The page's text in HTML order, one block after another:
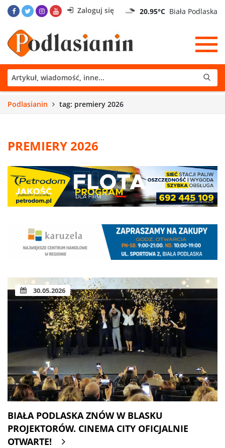
Zaloguj się 20.95°C Biała Podlaska
Podlasianin tag: premiery 2026
PREMIERY 2026
30.05.2026
BIAŁA PODLASKA ZNÓW W BLASKU
PROJEKTORÓW. CINEMA CITY OFICJALNIE
OTWARTE!